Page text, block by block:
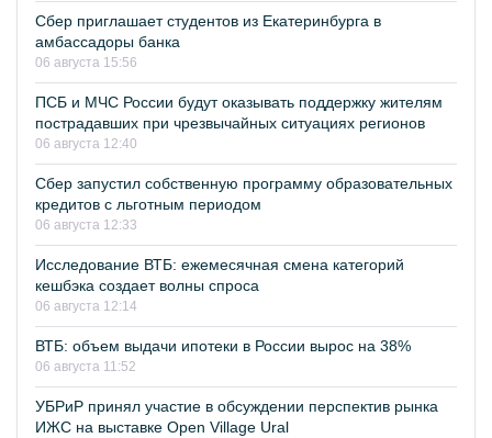
Сбер приглашает студентов из Екатеринбурга в
амбассадоры банка
06 августа 15:56
ПСБ и МЧС России будут оказывать поддержку жителям
пострадавших при чрезвычайных ситуациях регионов
06 августа 12:40
Сбер запустил собственную программу образовательных
кредитов с льготным периодом
06 августа 12:33
Исследование ВТБ: ежемесячная смена категорий
кешбэка создает волны спроса
06 августа 12:14
ВТБ: объем выдачи ипотеки в России вырос на 38%
06 августа 11:52
УБРиР принял участие в обсуждении перспектив рынка
ИЖС на выставке Open Village Ural